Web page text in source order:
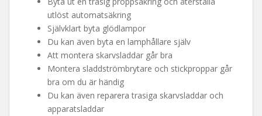
utlöst automatsäkring
Självklart byta glödlampor
Du kan även byta en lamphållare själv
Att montera skarvsladdar går bra
Montera sladdströmbrytare och stickproppar går
bra om du är händig
Du kan även reparera trasiga skarvsladdar och
apparatsladdar